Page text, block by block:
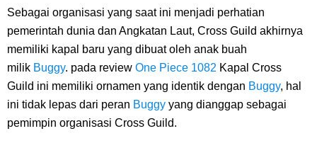
Sebagai organisasi yang saat ini menjadi perhatian
pemerintah dunia dan Angkatan Laut, Cross Guild akhirnya
memiliki kapal baru yang dibuat oleh anak buah
milik Buggy. pada review One Piece 1082 Kapal Cross
Guild ini memiliki ornamen yang identik dengan Buggy, hal
ini tidak lepas dari peran Buggy yang dianggap sebagai
pemimpin organisasi Cross Guild.